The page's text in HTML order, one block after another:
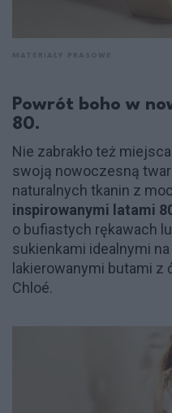
Powrót boho w
80.
Nie zabrakło też
swoją nowoczesną
naturalnych tkanin z
inspirowanymi latami
o bufiastych rękawach
sukienkami idealnymi
lakierowanymi butami z
Chloé.